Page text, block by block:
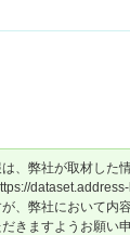
、弊社が取材した
、弊社において内
きますようお願い